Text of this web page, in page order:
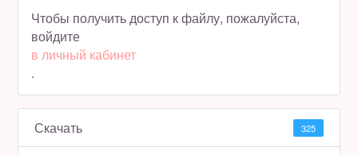
Порция вдохновения
Отзывы
Чтобы получить доступ к файлу, пожалуйста,
войдите
в личный кабинет
.
Скачать 325